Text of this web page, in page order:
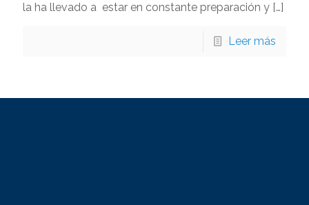
la ha llevado a estar en constante preparación y […]
Leer más